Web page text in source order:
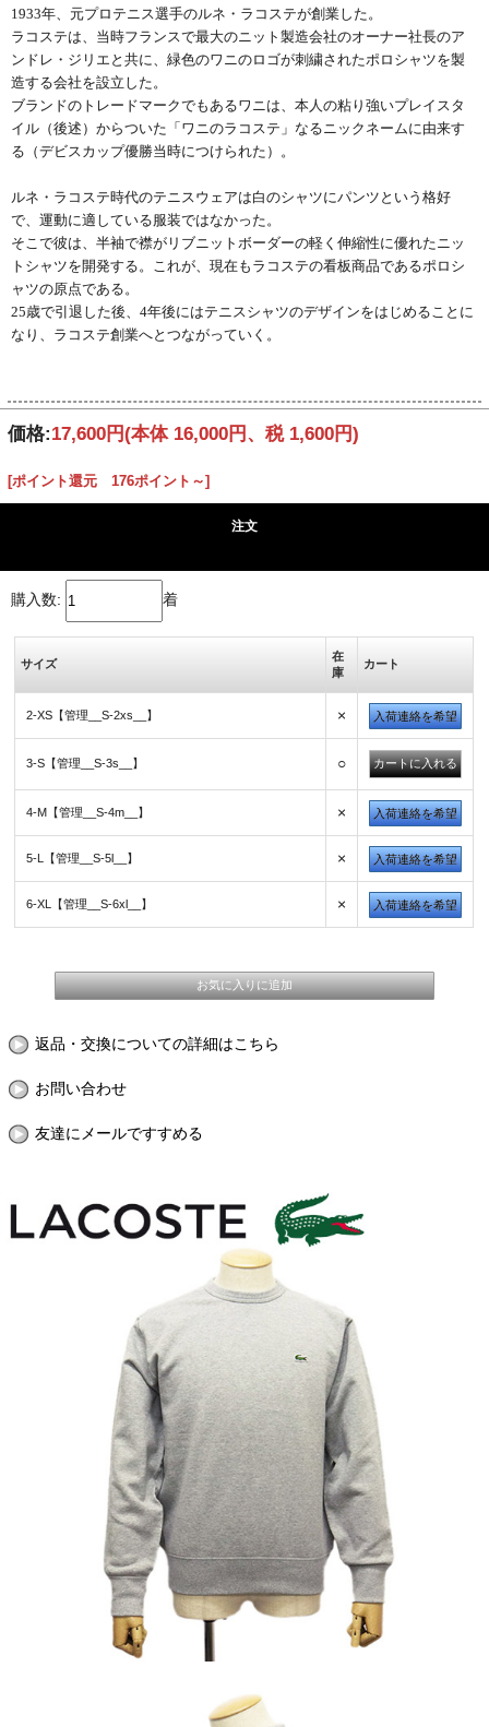
1933年、元プロテニス選手のルネ・ラコステが創業した。
ラコステは、当時フランスで最大のニット製造会社のオーナー社長のア
ンドレ・ジリエと共に、緑色のワニのロゴが刺繍されたポロシャツを製
造する会社を設立した。
ブランドのトレードマークでもあるワニは、本人の粘り強いプレイスタ
イル（後述）からついた「ワニのラコステ」なるニックネームに由来す
る（デビスカップ優勝当時につけられた）。
ルネ・ラコステ時代のテニスウェアは白のシャツにパンツという格好
で、運動に適している服装ではなかった。
そこで彼は、半袖で襟がリブニットボーダーの軽く伸縮性に優れたニッ
トシャツを開発する。これが、現在もラコステの看板商品であるポロシ
ャツの原点である。
25歳で引退した後、4年後にはテニスシャツのデザインをはじめることに
なり、ラコステ創業へとつながっていく。
価格:17,600円(本体 16,000円、税 1,600円)
[ポイント還元 176ポイント～]
注文
購入数: 着
サイズ
在
庫
カート
2-XS【管理__S-2xs__】 × 入荷連絡を希望
3-S【管理__S-3s__】 ○
4-M【管理__S-4m__】 × 入荷連絡を希望
5-L【管理__S-5l__】 × 入荷連絡を希望
6-XL【管理__S-6xl__】 × 入荷連絡を希望
返品・交換についての詳細はこちら
お問い合わせ
友達にメールですすめる